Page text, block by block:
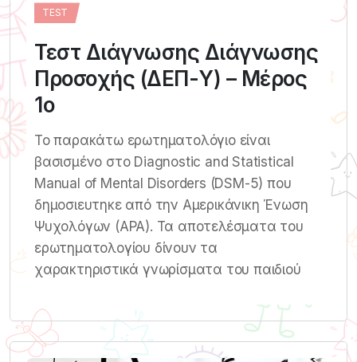
TEST
Τεστ Διάγνωσης Διάγνωσης
Προσοχής (ΔΕΠ-Υ) – Μέρος
1ο
Το παρακάτω ερωτηματολόγιο είναι
βασισμένο στο Diagnostic and Statistical
Manual of Mental Disorders (DSM-5) που
δημοσιευτηκε από την Αμερικάνικη Ένωση
Ψυχολόγων (ΑΡΑ). Τα αποτελέσματα του
ερωτηματολογίου δίνουν τα
χαρακτηριστικά γνωρίσματα του παιδιού